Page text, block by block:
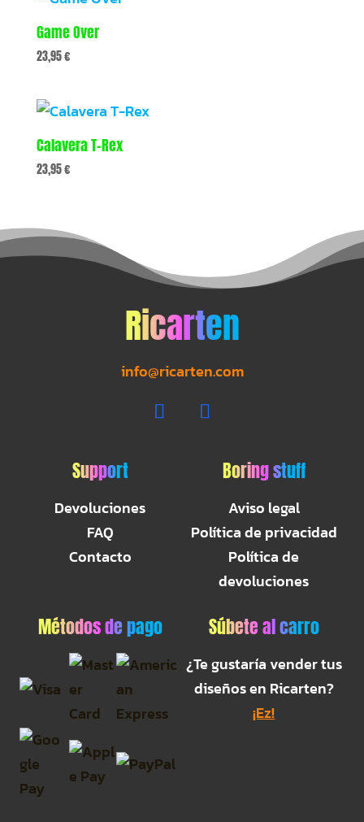
Game Over
23,95€
Calavera T-Rex
23,95€
Ricarten
info@ricarten.com
Support
Devoluciones
FAQ
Contacto
Boring stuff
Aviso legal
Política de privacidad
Política de
devoluciones
Métodos de pago Súbete al carro
¿Te gustaría vender tus
diseños en Ricarten?
¡Ez!